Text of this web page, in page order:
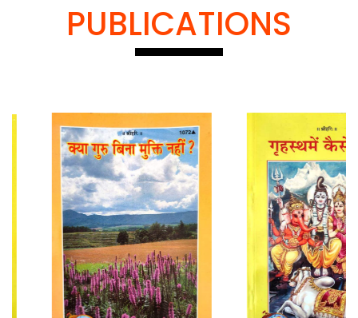
PUBLICATIONS